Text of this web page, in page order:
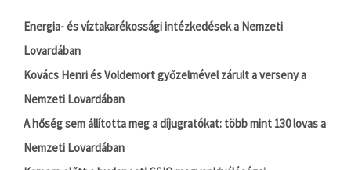
Energia- és víztakarékossági intézkedések a Nemzeti
Lovardában
Kovács Henri és Voldemort győzelmével zárult a verseny a
Nemzeti Lovardában
A hőség sem állította meg a díjugratókat: több mint 130 lovas a
Nemzeti Lovardában